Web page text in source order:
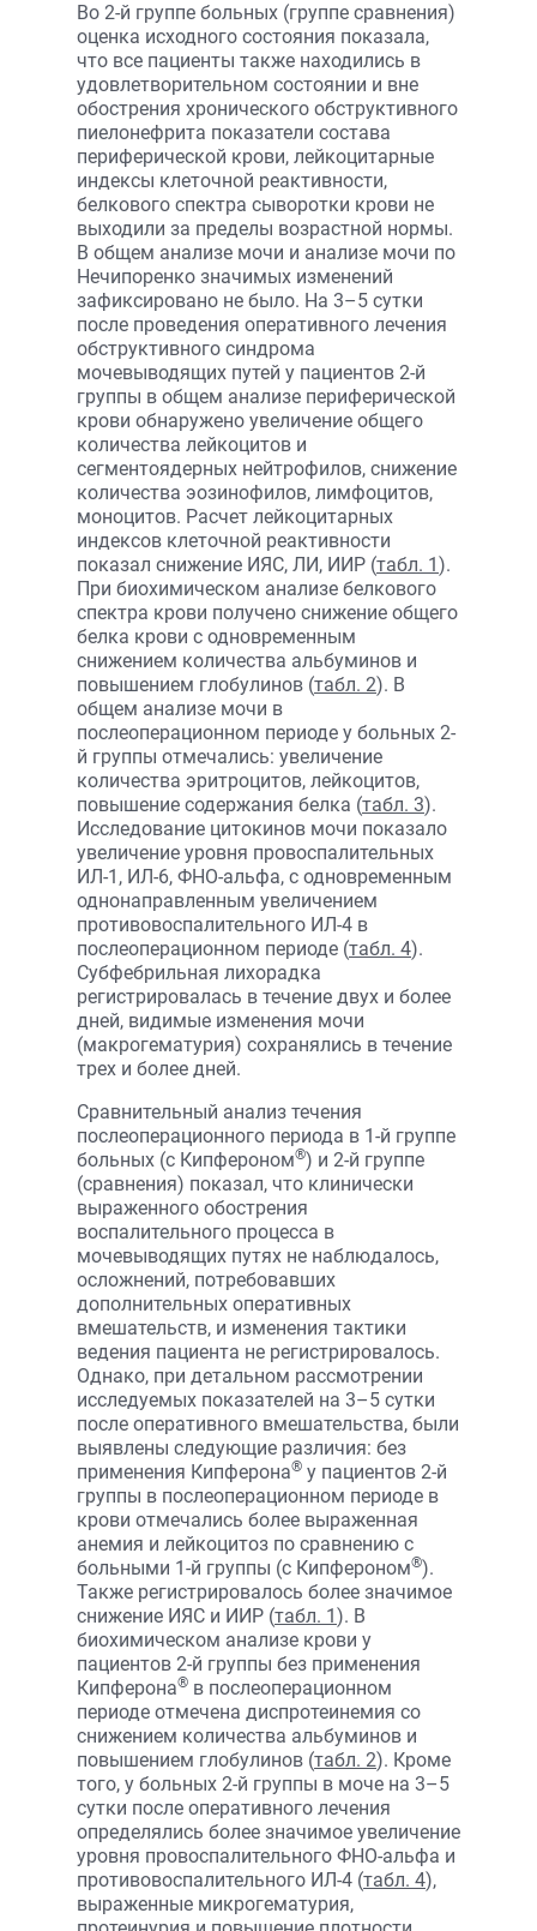
Во 2-й группе больных (группе сравнения)
оценка исходного состояния показала,
что все пациенты также находились в
удовлетворительном состоянии и вне
обострения хронического обструктивного
пиелонефрита показатели состава
периферической крови, лейкоцитарные
индексы клеточной реактивности,
белкового спектра сыворотки крови не
выходили за пределы возрастной нормы.
В общем анализе мочи и анализе мочи по
Нечипоренко значимых изменений
зафиксировано не было. На 3–5 сутки
после проведения оперативного лечения
обструктивного синдрома
мочевыводящих путей у пациентов 2-й
группы в общем анализе периферической
крови обнаружено увеличение общего
количества лейкоцитов и
сегментоядерных нейтрофилов, снижение
количества эозинофилов, лимфоцитов,
моноцитов. Расчет лейкоцитарных
индексов клеточной реактивности
показал снижение ИЯС, ЛИ, ИИР (табл. 1).
При биохимическом анализе белкового
спектра крови получено снижение общего
белка крови с одновременным
снижением количества альбуминов и
повышением глобулинов (табл. 2). В
общем анализе мочи в
послеоперационном периоде у больных 2-
й группы отмечались: увеличение
количества эритроцитов, лейкоцитов,
повышение содержания белка (табл. 3).
Исследование цитокинов мочи показало
увеличение уровня провоспалительных
ИЛ-1, ИЛ-6, ФНО-альфа, с одновременным
однонаправленным увеличением
противовоспалительного ИЛ-4 в
послеоперационном периоде (табл. 4).
Субфебрильная лихорадка
регистрировалась в течение двух и более
дней, видимые изменения мочи
(макрогематурия) сохранялись в течение
трех и более дней.
Сравнительный анализ течения
послеоперационного периода в 1-й группе
больных (с Кипфероном®) и 2-й группе
(сравнения) показал, что клинически
выраженного обострения
воспалительного процесса в
мочевыводящих путях не наблюдалось,
осложнений, потребовавших
дополнительных оперативных
вмешательств, и изменения тактики
ведения пациента не регистрировалось.
Однако, при детальном рассмотрении
исследуемых показателей на 3–5 сутки
после оперативного вмешательства, были
выявлены следующие различия: без
применения Кипферона® у пациентов 2-й
группы в послеоперационном периоде в
крови отмечались более выраженная
анемия и лейкоцитоз по сравнению с
больными 1-й группы (с Кипфероном®).
Также регистрировалось более значимое
снижение ИЯС и ИИР (табл. 1). В
биохимическом анализе крови у
пациентов 2-й группы без применения
Кипферона® в послеоперационном
периоде отмечена диспротеинемия со
снижением количества альбуминов и
повышением глобулинов (табл. 2). Кроме
того, у больных 2-й группы в моче на 3–5
сутки после оперативного лечения
определялись более значимое увеличение
уровня провоспалительного ФНО-альфа и
противовоспалительного ИЛ-4 (табл. 4),
выраженные микрогематурия,